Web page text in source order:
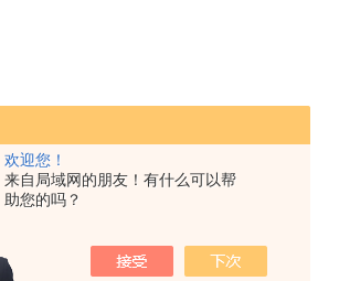
欢迎您！
来自局域网的朋友！有什么可以帮
助您的吗？